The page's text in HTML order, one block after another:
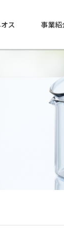
ス 事業紹
ネオスの
ネオスの祖
環境方針、